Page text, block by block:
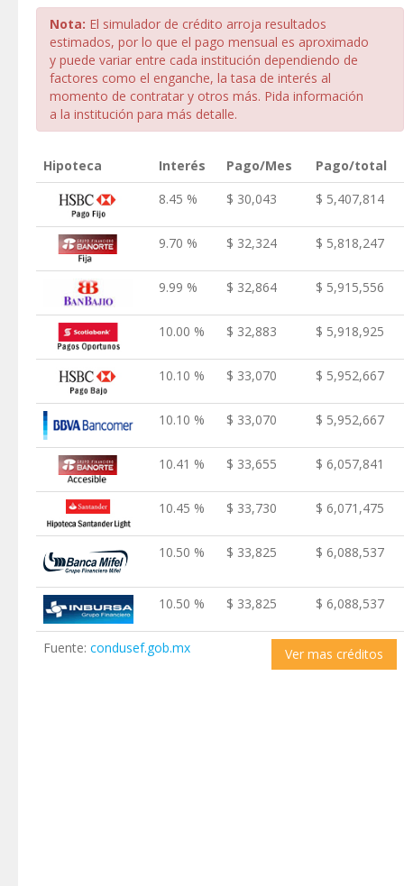
Nota: El simulador de crédito arroja resultados
estimados, por lo que el pago mensual es aproximado
y puede variar entre cada institución dependiendo de
factores como el enganche, la tasa de interés al
momento de contratar y otros más. Pida información
a la institución para más detalle.
Hipoteca Interés Pago/Mes
Pago/total
8.45 %
$ 30,043 $ 5,407,814
9.70 % $ 32,324 $ 5,818,247
9.99 % $ 32,864 $ 5,915,556
10.00 % $ 32,883 $ 5,918,925
10.10 % $ 33,070 $ 5,952,667
10.10 % $ 33,070 $ 5,952,667
10.41 % $ 33,655 $ 6,057,841
10.45 % $ 33,730 $ 6,071,475
10.50 % $ 33,825 $ 6,088,537
10.50 % $ 33,825 $ 6,088,537
Fuente: condusef.gob.mx Ver mas créditos